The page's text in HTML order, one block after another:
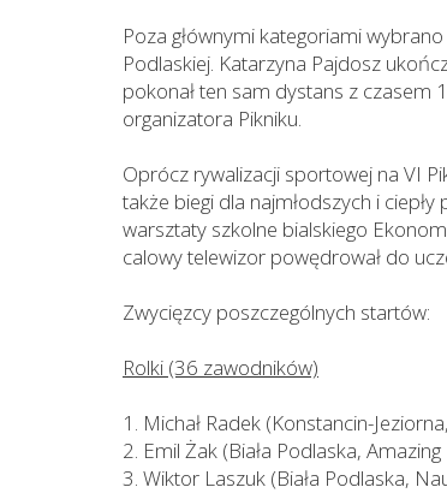
Poza głównymi kategoriami
Podlaskiej. Katarzyna Pajdosz
pokonał ten sam dystans z czasem
organizatora Pikniku.
Oprócz rywalizacji sportowej na VI
także biegi dla najmłodszych i
warsztaty szkolne bialskiego
calowy telewizor powędrował do
Zwycięzcy poszczególnych startów:
Rolki (36 zawodników)
1. Michał Radek (Konstancin-
2. Emil Żak (Biała Podlaska,
3. Wiktor Laszuk (Biała Podlaska,